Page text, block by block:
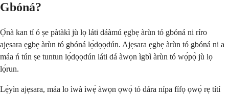
Gbóná?
Ọ̀nà kan tí ó ṣe pàtàkì jù lọ láti dáàmú ẹgbẹ àrùn tó gbóná ni ríro
ajẹsara ẹgbẹ àrùn tó gbóná lọ́dọọdún. Ajẹsara ẹgbẹ àrùn tó gbóná ni a
máa ń tún ṣe tuntun lọ́dọọdún láti dá àwọn ìgbì àrùn tó wọ́pọ̀ jù lọ
lọ́run.
Lẹ́yìn ajẹsara, máa lo ìwà ìwẹ̀ àwọn ọwọ́ tó dára nípa fífọ ọwọ́ rẹ títí